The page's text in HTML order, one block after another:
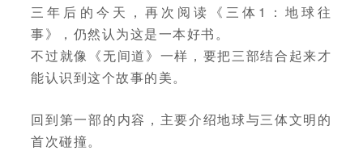
三年后的今天，再次阅读《三体1：地球往
事》，仍然认为这是一本好书。
不过就像《无间道》一样，要把三部结合起来才
能认识到这个故事的美。
回到第一部的内容，主要介绍地球与三体文明的
首次碰撞。